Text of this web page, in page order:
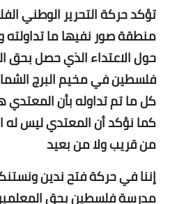
تؤكد حركة التحرير الوطني
منطقة صور نفيها ما تداولته
حول الاعتداء الذي حصل
فلسطين في مخيم البرج
كل ما تم تداوله بأن
كما نؤكد أن المعتدي ليس له
من قريب ولا من بعيد
إننا في حركة فتح ندين
مدرسة فلسطين بحق